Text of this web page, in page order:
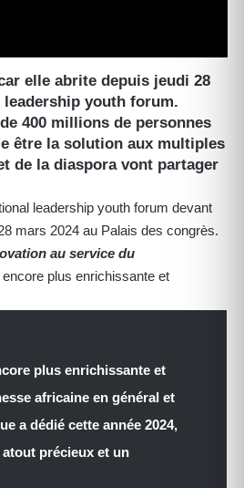
elle abrite depuis jeudi 28
youth forum.
400 millions de personnes
être la solution aux multiples
de la diaspora vont partager
leadership youth forum devant
mars 2024 au Palais des congrès.
au service du
plus enrichissante et
plus enrichissante et
africaine en général et
a dédié cette année 2024,
précieux et un